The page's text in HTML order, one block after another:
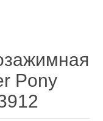
Pony